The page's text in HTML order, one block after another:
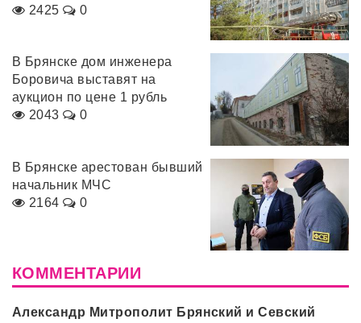
2425
0
В Брянске дом инженера
Боровича выставят на
аукцион по цене 1 рубль
2043
0
В Брянске арестован бывший
начальник МЧС
2164
0
КОММЕНТАРИИ
Александр Митрополит Брянский и Севский